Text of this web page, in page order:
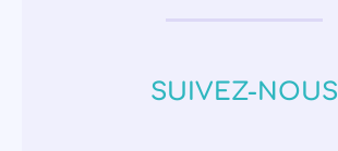
SUIVEZ-NOUS